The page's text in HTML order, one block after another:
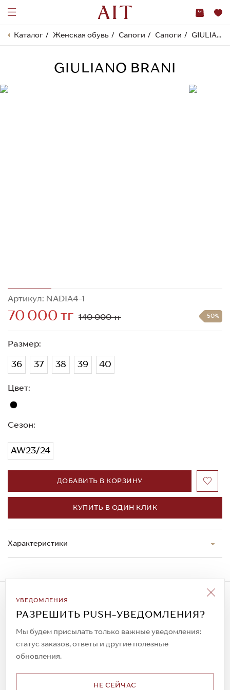
Каталог Женская обувь Сапоги Сапоги GIULIANO BRANI
GIULIANO BRANI
Артикул: NADIA4-1
70 000 тг 140 000 тг -50%
Размер:
36 37 38 39 40
Цвет:
Сезон:
AW23/24
ДОБАВИТЬ В КОРЗИНУ
КУПИТЬ В ОДИН КЛИК
Характеристики
УВЕДОМЛЕНИЯ
РАЗРЕШИТЬ PUSH-УВЕДОМЛЕНИЯ?
Мы будем присылать только важные уведомления:
статус заказов, ответы и другие полезные
обновления.
НЕ СЕЙЧАС
Подписаться на рассылку
Всегда будьте в курсе новых акций и
спецпредложений!
© 2023. AIT Shoes
Все права защищены